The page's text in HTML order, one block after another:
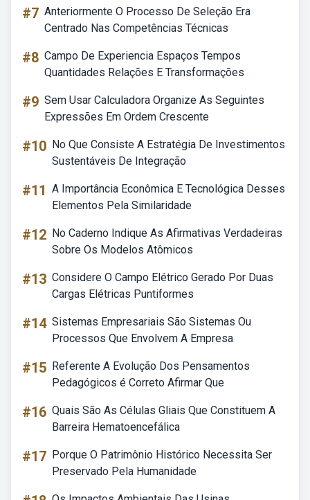
#7 Anteriormente O Processo De Seleção Era
Centrado Nas Competências Técnicas
#8 Campo De Experiencia Espaços Tempos
Quantidades Relações E Transformações
#9 Sem Usar Calculadora Organize As Seguintes
Expressões Em Ordem Crescente
#10 No Que Consiste A Estratégia De Investimentos
Sustentáveis De Integração
#11 A Importância Econômica E Tecnológica Desses
Elementos Pela Similaridade
#12 No Caderno Indique As Afirmativas Verdadeiras
Sobre Os Modelos Atômicos
#13 Considere O Campo Elétrico Gerado Por Duas
Cargas Elétricas Puntiformes
#14 Sistemas Empresariais São Sistemas Ou
Processos Que Envolvem A Empresa
#15 Referente A Evolução Dos Pensamentos
Pedagógicos é Correto Afirmar Que
#16 Quais São As Células Gliais Que Constituem A
Barreira Hematoencefálica
#17 Porque O Patrimônio Histórico Necessita Ser
Preservado Pela Humanidade